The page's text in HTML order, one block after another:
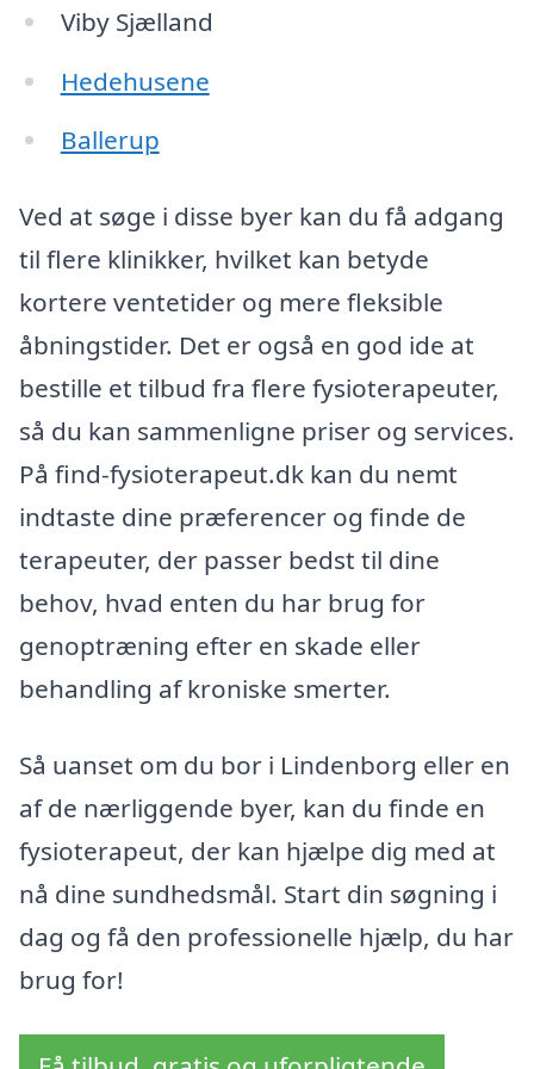
Viby Sjælland
Hedehusene
Ballerup
Ved at søge i disse byer kan du få adgang
til flere klinikker, hvilket kan betyde
kortere ventetider og mere fleksible
åbningstider. Det er også en god ide at
bestille et tilbud fra flere fysioterapeuter,
så du kan sammenligne priser og services.
På find-fysioterapeut.dk kan du nemt
indtaste dine præferencer og finde de
terapeuter, der passer bedst til dine
behov, hvad enten du har brug for
genoptræning efter en skade eller
behandling af kroniske smerter.
Så uanset om du bor i Lindenborg eller en
af de nærliggende byer, kan du finde en
fysioterapeut, der kan hjælpe dig med at
nå dine sundhedsmål. Start din søgning i
dag og få den professionelle hjælp, du har
brug for!